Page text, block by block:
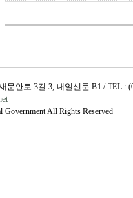
문안로 3길 3, 내일신문 B1 / TEL :
All Rights Reserved